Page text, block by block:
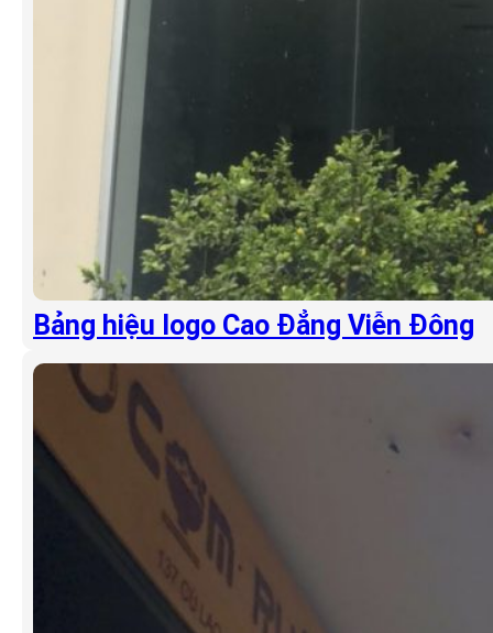
Bảng hiệu logo Cao Đẳng Viễn Đông